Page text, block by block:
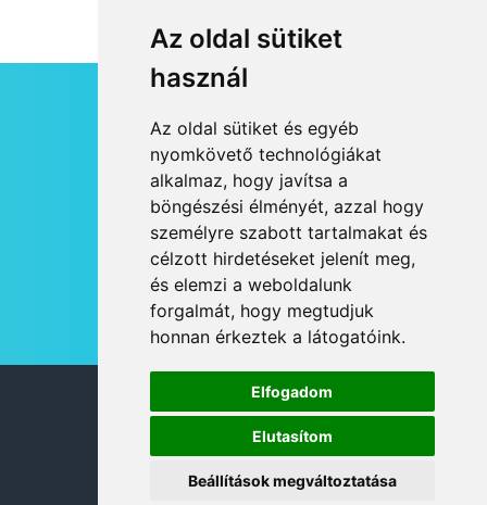
Az oldal sütiket
használ
Az oldal sütiket és egyéb
nyomkövető technológiákat
alkalmaz, hogy javítsa a
böngészési élményét, azzal hogy
személyre szabott tartalmakat és
célzott hirdetéseket jelenít meg,
és elemzi a weboldalunk
forgalmát, hogy megtudjuk
honnan érkeztek a látogatóink.
Elfogadom
Elutasítom
Beállítások megváltoztatása
RSS
JOGI NYILATKOZAT
KAPCSOLAT
OLDALTÉRKÉP
IMPRESSZUM
HÍR BEKÜLDÉSE
© 2026 DANUBIA TV